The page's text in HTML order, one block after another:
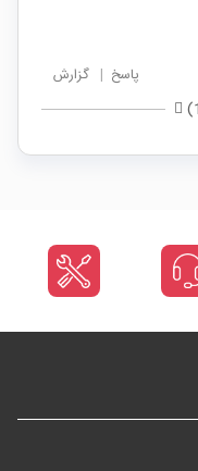
پاسخ | گزارش